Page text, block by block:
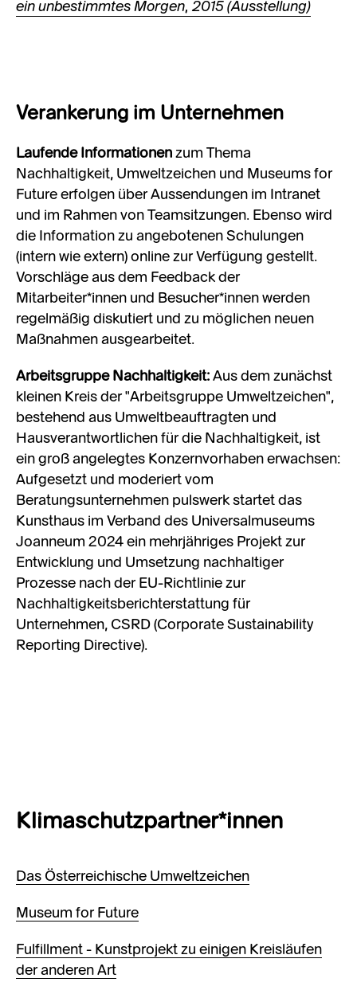
ein unbestimmtes Morgen, 2015 (Ausstellung)
Verankerung im Unternehmen
Laufende Informationen zum Thema
Nachhaltigkeit, Umweltzeichen und Museums for
Future erfolgen über Aussendungen im Intranet
und im Rahmen von Teamsitzungen. Ebenso wird
die Information zu angebotenen Schulungen
(intern wie extern) online zur Verfügung gestellt.
Vorschläge aus dem Feedback der
Mitarbeiter*innen und Besucher*innen werden
regelmäßig diskutiert und zu möglichen neuen
Maßnahmen ausgearbeitet.
Arbeitsgruppe Nachhaltigkeit: Aus dem zunächst
kleinen Kreis der "Arbeitsgruppe Umweltzeichen",
bestehend aus Umweltbeauftragten und
Hausverantwortlichen für die Nachhaltigkeit, ist
ein groß angelegtes Konzernvorhaben erwachsen:
Aufgesetzt und moderiert vom
Beratungsunternehmen pulswerk startet das
Kunsthaus im Verband des Universalmuseums
Joanneum 2024 ein mehrjähriges Projekt zur
Entwicklung und Umsetzung nachhaltiger
Prozesse nach der EU-Richtlinie zur
Nachhaltigkeitsberichterstattung für
Unternehmen, CSRD (Corporate Sustainability
Reporting Directive).
Klimaschutzpartner*innen
Das Österreichische Umweltzeichen
Museum for Future
Fulfillment - Kunstprojekt zu einigen Kreisläufen
der anderen Art